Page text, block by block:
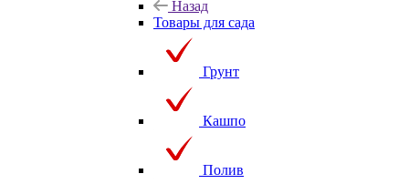
Назад
Товары для сада
Грунт
Кашпо
Полив